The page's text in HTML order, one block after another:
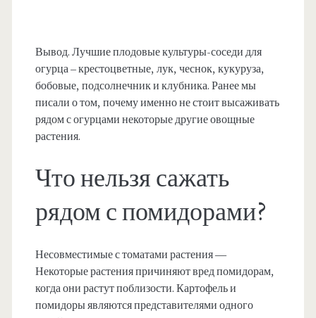
Вывод. Лучшие плодовые культуры-соседи для
огурца – крестоцветные, лук, чеснок, кукуруза,
бобовые, подсолнечник и клубника. Ранее мы
писали о том, почему именно не стоит высаживать
рядом с огурцами некоторые другие овощные
растения.
Что нельзя сажать
рядом с помидорами?
Несовместимые с томатами растения —
Некоторые растения причиняют вред помидорам,
когда они растут поблизости. Картофель и
помидоры являются представителями одного